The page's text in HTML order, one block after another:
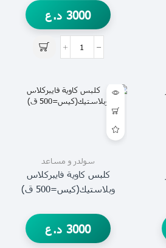
3000 د.ع
سولدر و مساعد
كلبس كاوية فايبركلاس
وبلاستيك(كيس=500 ق)
3000 د.ع